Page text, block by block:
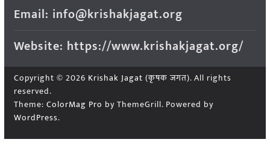
Email: info@krishakjagat.org
Website: https://www.krishakjagat.org/
Copyright © 2026 Krishak Jagat (कृषक जगत). All rights
reserved.
Theme: ColorMag Pro by ThemeGrill. Powered by
WordPress.